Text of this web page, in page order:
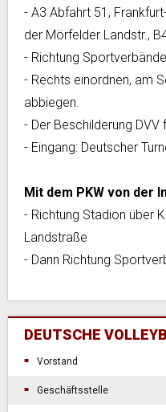
- A3 Abfahrt 51,
der Mörfelder Landstr.,
- Richtung
- Rechts einordnen, am
abbiegen.
- Der Beschilderung DVV
- Eingang: Deutscher
Mit dem PKW von der
- Richtung Stadion über
Landstraße
- Dann Richtung
DEUTSCHE
Vorstand
Geschäftsstelle